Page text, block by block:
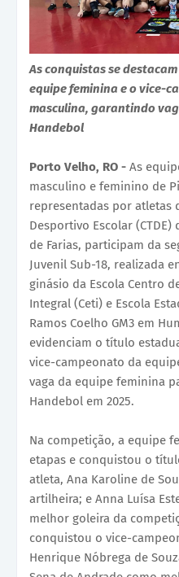
As conquistas se
equipe feminina e o vice-
masculina, garantindo
Handebol
Porto Velho, RO - As
masculino e feminino de
representadas por atletas
Desportivo Escolar
de Farias, participam da
Juvenil Sub-18, realizada
ginásio da Escola Centro
Integral (Ceti) e Escola
Ramos Coelho GM3 em
evidenciam o título
vice-campeonato da
vaga da equipe feminina
Handebol em 2025.
Na competição, a equipe
etapas e conquistou o
atleta, Ana Karoline de
artilheira; e Anna Luísa
melhor goleira da
conquistou o vice-
Henrique Nóbrega de